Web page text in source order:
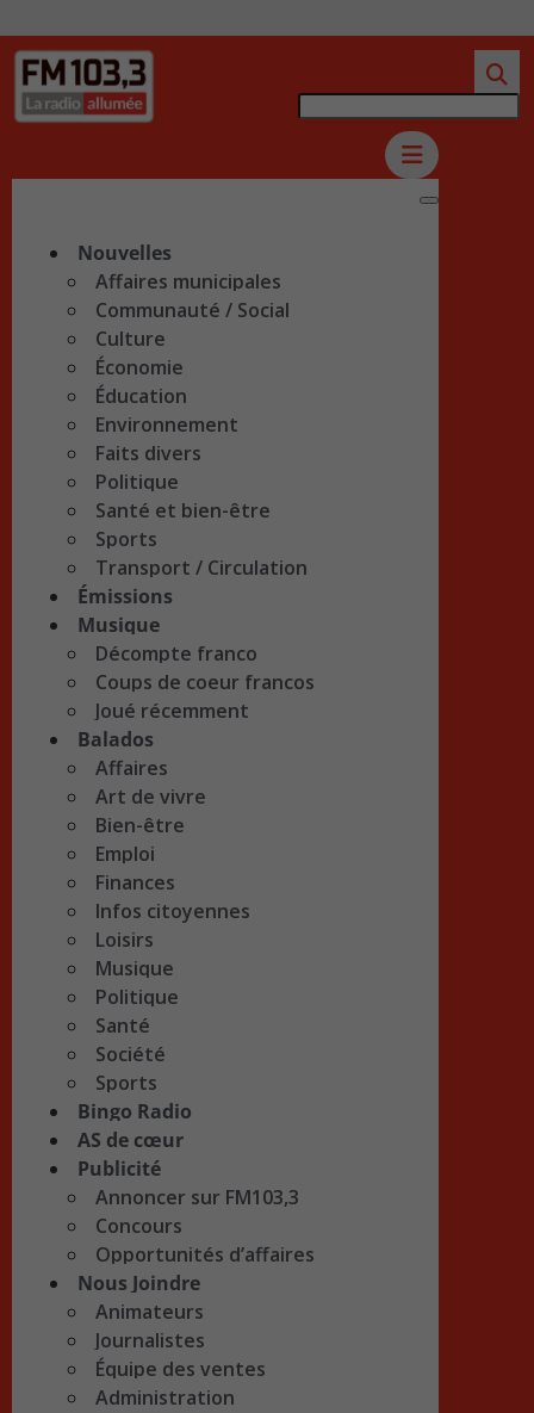
Nouvelles
Affaires municipales
Communauté / Social
Culture
Économie
Éducation
Environnement
Faits divers
Politique
Santé et bien-être
Sports
Transport / Circulation
Émissions
Musique
Décompte franco
Coups de coeur francos
Joué récemment
Balados
Affaires
Art de vivre
Bien-être
Emploi
Finances
Infos citoyennes
Loisirs
Musique
Politique
Santé
Société
Sports
Bingo Radio
AS de cœur
Publicité
Annoncer sur FM103,3
Concours
Opportunités d’affaires
Nous Joindre
Animateurs
Journalistes
Équipe des ventes
Administration